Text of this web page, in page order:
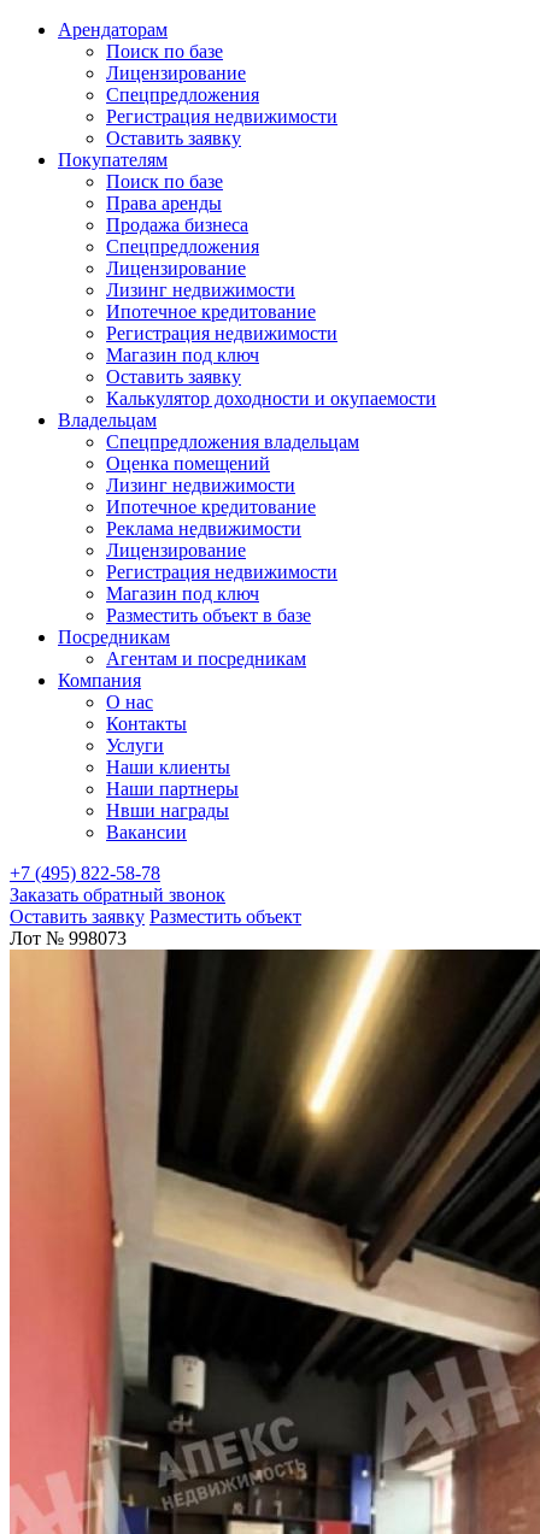
Арендаторам
Поиск по базе
Лицензирование
Спецпредложения
Регистрация недвижимости
Оставить заявку
Покупателям
Поиск по базе
Права аренды
Продажа бизнеса
Спецпредложения
Лицензирование
Лизинг недвижимости
Ипотечное кредитование
Регистрация недвижимости
Магазин под ключ
Оставить заявку
Калькулятор доходности и окупаемости
Владельцам
Спецпредложения владельцам
Оценка помещений
Лизинг недвижимости
Ипотечное кредитование
Реклама недвижимости
Лицензирование
Регистрация недвижимости
Магазин под ключ
Разместить объект в базе
Посредникам
Агентам и посредникам
Компания
О нас
Контакты
Услуги
Наши клиенты
Наши партнеры
Нвши награды
Вакансии
+7 (495) 822-58-78
Заказать обратный звонок
Оставить заявку Разместить объект
Лот № 998073